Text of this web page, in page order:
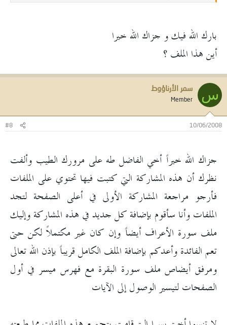
بارك الله فيك و جزاك الله خيرا
أين هذا الملف ؟
س سمر الأرناؤوط
Member
10/06/2008
#8
جزاك الله خيراً أخي الفاضل طه على مرورك الطيب وألفت
نظرك أن هذه المشاركة التي كتبت فيها تحتوي على الملفات
فأرجو مراجعة المشاركة الأولى في أعلى الصفحة لتجد
الملفات وأنا سأقوم بإضافة كل جديد في هذه المشاركة وإليك
ملف سورة الأعراف أيضاً وإن كان غير مكتملاً لكن حتى
تعم الفائدة وأعدكم بإضافة الملف الكامل قريباً بإذن الله تعالى
ومرفق أيضاص ملف سورة البقرة مع فهرس ميسر في أول
الصفحات لتيسير الوصول إلى الآيات